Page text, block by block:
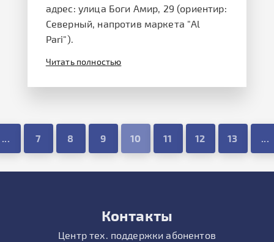
адрес: улица Боги Амир, 29 (ориентир:
Северный, напротив маркета "Al
Pari").
Читать полностью
... 7 8 9 10 11 12 13 ...
Контакты
Центр тех. поддержки абонентов